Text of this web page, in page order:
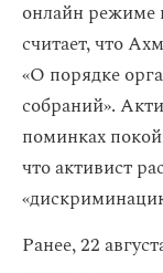
онлайн режиме
считает, что
«О порядке
собраний».
поминках
что активист
Ранее, 22